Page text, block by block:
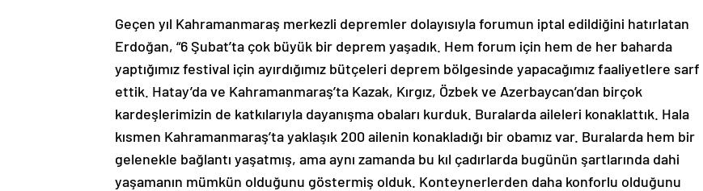
Geçen yıl Kahramanmaraş merkezli depremler dolayısıyla forumun iptal edildiğini hatırlatan
Erdoğan, “6 Şubat’ta çok büyük bir deprem yaşadık. Hem forum için hem de her baharda
yaptığımız festival için ayırdığımız bütçeleri deprem bölgesinde yapacağımız faaliyetlere sarf
ettik. Hatay’da ve Kahramanmaraş’ta Kazak, Kırgız, Özbek ve Azerbaycan’dan birçok
kardeşlerimizin de katkılarıyla dayanışma obaları kurduk. Buralarda aileleri konaklattık. Hala
kısmen Kahramanmaraş’ta yaklaşık 200 ailenin konakladığı bir obamız var. Buralarda hem bir
gelenekle bağlantı yaşatmış, ama aynı zamanda bu kıl çadırlarda bugünün şartlarında dahi
yaşamanın mümkün olduğunu göstermiş olduk. Konteynerlerden daha konforlu olduğunu